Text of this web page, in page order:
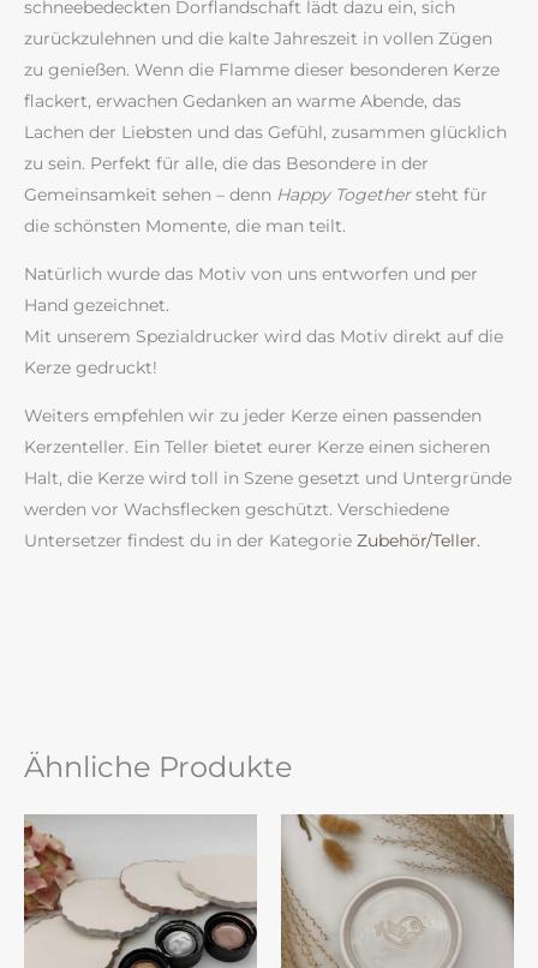
schneebedeckten Dorflandschaft lädt dazu ein, sich
zurückzulehnen und die kalte Jahreszeit in vollen Zügen
zu genießen. Wenn die Flamme dieser besonderen Kerze
flackert, erwachen Gedanken an warme Abende, das
Lachen der Liebsten und das Gefühl, zusammen glücklich
zu sein. Perfekt für alle, die das Besondere in der
Gemeinsamkeit sehen – denn Happy Togethersteht für
die schönsten Momente, die man teilt.
Natürlich wurde das Motiv von uns entworfen und per
Hand gezeichnet.
Mit unserem Spezialdrucker wird das Motiv direkt auf die
Kerze gedruckt!
Weiters empfehlen wir zu jeder Kerze einen passenden
Kerzenteller. Ein Teller bietet eurer Kerze einen sicheren
Halt, die Kerze wird toll in Szene gesetzt und Untergründe
werden vor Wachsflecken geschützt. Verschiedene
Untersetzer findest du in der Kategorie Zubehör/Teller.
Ähnliche Produkte